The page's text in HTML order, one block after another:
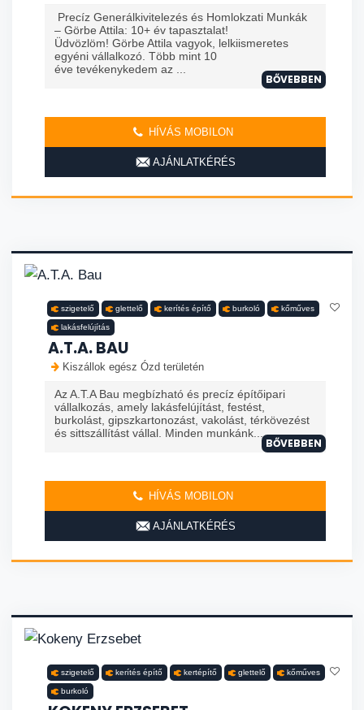
Precíz Generálkivitelezés és Homlokzati Munkák
– Görbe Attila: 10+ év tapasztalat!
Üdvözlöm! Görbe Attila vagyok, lelkiismeretes
egyéni vállalkozó. Több mint 10
éve tevékenykedem az ...
BŐVEBBEN
HÍVÁS MOBILON
AJÁNLATKÉRÉS
szigetelő glettelő kerítés építő burkoló kőműves
lakásfelújítás
A.T.A. BAU
Kiszállok egész Ózd területén
Az A.T.A Bau megbízható és precíz építőipari
vállalkozás, amely lakásfelújítást, festést,
burkolást, gipszkartonozást, vakolást, térkövezést
és sittszállítást vállal. Minden munkánk...
BŐVEBBEN
HÍVÁS MOBILON
AJÁNLATKÉRÉS
szigetelő kerítés építő kertépítő glettelő kőműves
burkoló